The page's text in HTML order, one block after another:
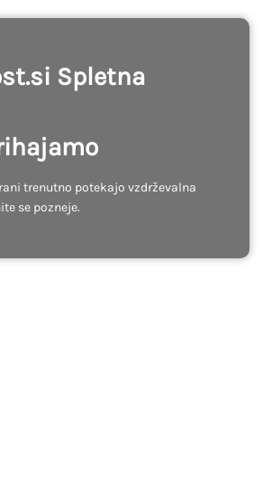
Spletna
trenutno potekajo vzdrževalna
se pozneje.